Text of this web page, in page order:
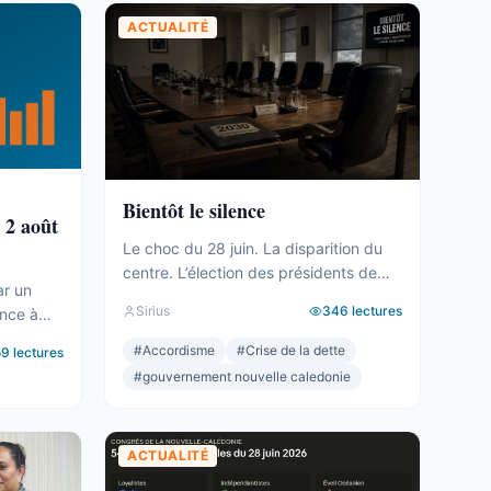
août
un
à
juillet
au
lectures
ACTUALITÉ
Bientôt le silence
Le choc du 28 juin. La disparition du
centre. L’élection des présidents de
et généraux. La mise à l’écart du bloc
UC-FLNKS-CCAT, dix-neuf sièges
cohérents et pourtant sans aucune
Rassemblement et l’Éveil océanien.
L’élection de la présidence et du
Sirius 346 lectures
#Accordisme #Crise de la dette
#gouvernement nouvelle caledonie
ACTUALITÉ